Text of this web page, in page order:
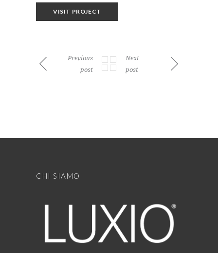
VISIT PROJECT
Previous
post
Next
post
CHI SIAMO